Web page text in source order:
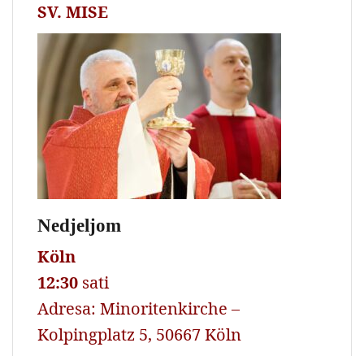
SV. MISE
Nedjeljom
Köln
12:30 sati
Adresa: Minoritenkirche –
Kolpingplatz 5, 50667 Köln